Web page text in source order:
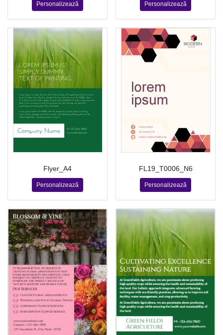
Personalizează Personalizează
Flyer_A4
Personalizează
FL19_T0006_N6
Personalizează